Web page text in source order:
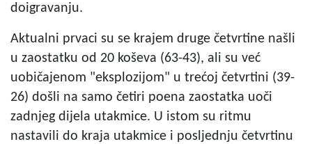
doigravanju.
Aktualni prvaci su se krajem druge četvrtine našli
u zaostatku od 20 koševa (63-43), ali su već
uobičajenom "eksplozijom" u trećoj četvrtini (39-
26) došli na samo četiri poena zaostatka uoči
zadnjeg dijela utakmice. U istom su ritmu
nastavili do kraja utakmice i posljednju četvrtinu